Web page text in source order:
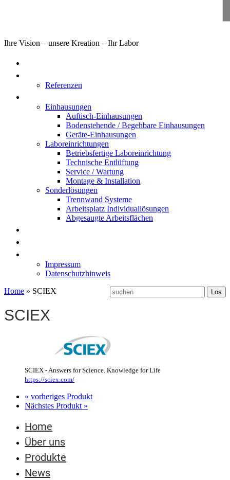
Ihre Vision – unsere Kreation – Ihr Labor
Referenzen
Einhausungen
Auftisch-Einhausungen
Bodenstehende / Begehbare Einhausungen
Geräte-Einhausungen
Laboreinrichtungen
Betriebsfertige Laboreinrichtung
Technische Entlüftung
Service / Wartung
Montage & Installation
Sonderlösungen
Trennwand Systeme
Arbeitsplatz Individuallösungen
Abgesaugte Arbeitsflächen
Impressum
Datenschutzhinweis
Home » SCIEX
SCIEX
SCIEX - Answers for Science. Knowledge for Life
https://sciex.com/
« vorheriges Produkt
Nächstes Produkt »
Home
Über uns
Produkte
News